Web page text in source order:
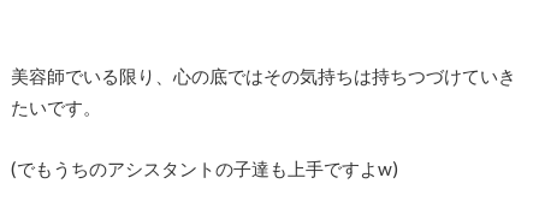
美容師でいる限り、心の底ではその気持ちは持ちつづけていき
たいです。
(でもうちのアシスタントの子達も上手ですよw)